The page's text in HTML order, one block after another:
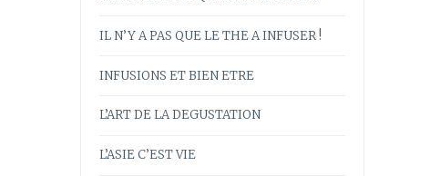
IL N’Y A PAS QUE LE THE A INFUSER !
INFUSIONS ET BIEN ETRE
L’ART DE LA DEGUSTATION
L’ASIE C’EST VIE